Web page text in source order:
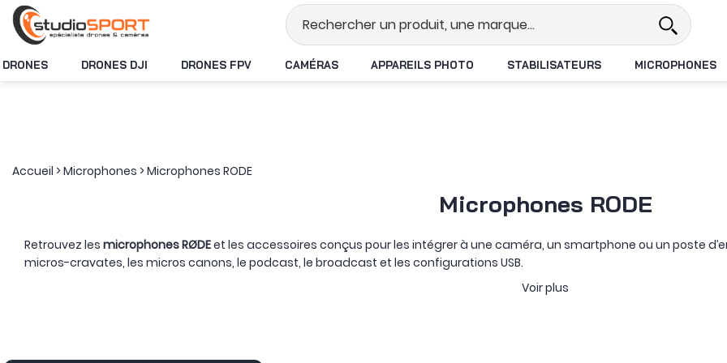
Stock en temps réel
DRONES DRONES DJI DRONES FPV CAMÉRAS APPAREILS PHOTO STABILISATEURS MICROPHONES
Accueil >Microphones >Microphones RODE
Microphones RODE
Retrouvez les microphones RØDEet les accessoires conçus pour les intégrer à une caméra, un smartphone ou un poste
micros-cravates, les micros canons, le podcast, le broadcast et les configurations USB.
De l’interview tournée en extérieur à la voix enregistrée devant un ordinateur, l’écosystème RØDE permet de construire
La connexion peut ensuite être ajustée avec un câble ou un adaptateur selon l’appareil utilisé : jack TRS ou TRRS, USB-C,
solutions de fixation permettent de mieux protéger la capsule, de positionner le micro et de limiter les bruits indésirables.
Voir plus